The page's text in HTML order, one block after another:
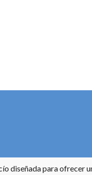
diseñada para